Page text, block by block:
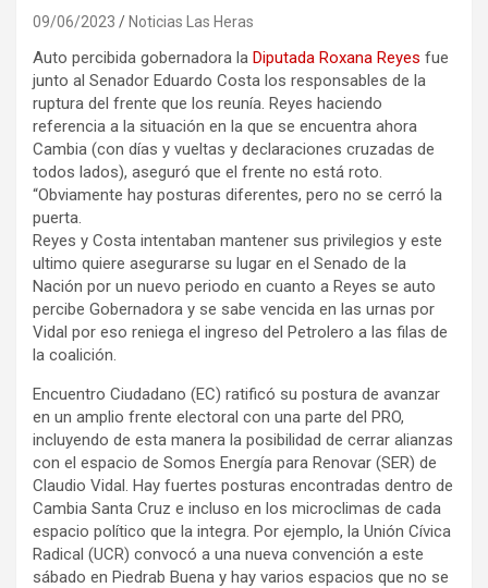
09/06/2023 Noticias Las Heras
Auto percibida gobernadora la Diputada Roxana Reyes fue
junto al Senador Eduardo Costa los responsables de la
ruptura del frente que los reunía. Reyes haciendo
referencia a la situación en la que se encuentra ahora
Cambia (con días y vueltas y declaraciones cruzadas de
todos lados), aseguró que el frente no está roto.
“Obviamente hay posturas diferentes, pero no se cerró la
puerta.
Reyes y Costa intentaban mantener sus privilegios y este
ultimo quiere asegurarse su lugar en el Senado de la
Nación por un nuevo periodo en cuanto a Reyes se auto
percibe Gobernadora y se sabe vencida en las urnas por
Vidal por eso reniega el ingreso del Petrolero a las filas de
la coalición.
Encuentro Ciudadano (EC) ratificó su postura de avanzar
en un amplio frente electoral con una parte del PRO,
incluyendo de esta manera la posibilidad de cerrar alianzas
con el espacio de Somos Energía para Renovar (SER) de
Claudio Vidal. Hay fuertes posturas encontradas dentro de
Cambia Santa Cruz e incluso en los microclimas de cada
espacio político que la integra. Por ejemplo, la Unión Cívica
Radical (UCR) convocó a una nueva convención a este
sábado en Piedrab Buena y hay varios espacios que no se